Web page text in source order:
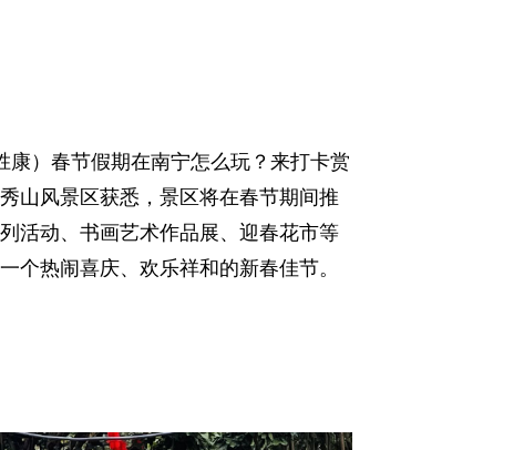
）春节假期在南宁怎么玩？来打卡赏
山风景区获悉，景区将在春节期间推
活动、书画艺术作品展、迎春花市等
个热闹喜庆、欢乐祥和的新春佳节。